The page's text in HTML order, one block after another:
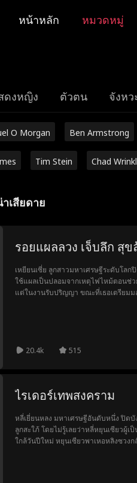
หน้าหลัก หมวดหมู่
ดงหญิง ตัวตน จังหว
O Morgan Ben Armstrong
Tim Stein Chad
เสียดาย
รอยแผลลวง เจ็บลึก สุ
เหยียนเซี่ย ลูกสาวมหาเศรษฐีระดับโลก
ใช้แผลเป็นปลอมจากเหตุไฟไหม้ตอนช่
แต่ในงานรับปริญญา ขณะที่เธอเตรียมม
20.4k 515
ไรเดอร์เทพสงคราม
หลี่เยี่ยนหลง มหาเศรษฐีอันดับหนึ่ง ปิดบั
ลูกสะใภ้ โดยไม่รู้เลยว่าหลี่หยุนเซียวผู้
ใกล้วันปีใหม่ หยุนเซียวพาเหอหลิงซวง